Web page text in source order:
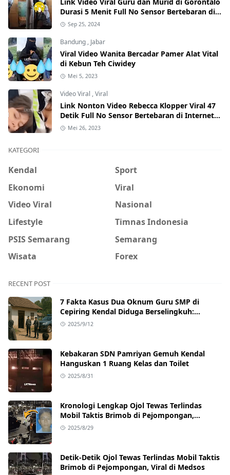
Durasi 5 Menit Full No Sensor Bertebaran di
Internet, Hati-Hati Phising!
Sep 25, 2024
Bandung , Jabar
Viral Video Wanita Bercadar Pamer Alat Vital
di Kebun Teh Ciwidey
Mei 5, 2023
Video Viral ,Viral
Link Nonton Video Rebecca Klopper Viral 47
Detik Full No Sensor Bertebaran di Internet,
Hati-Hati Phising!
Mei 26, 2023
KATEGORI
Kendal
Sport
Ekonomi
Viral
Video Viral
Nasional
Lifestyle
Timnas Indonesia
PSIS Semarang
Semarang
Wisata
Forex
RECENT POST
7 Fakta Kasus Dua Oknum Guru SMP di
Cepiring Kendal Diduga Berselingkuh:
Kronologi, Pengakuan, hingga Sanksi
2025/9/12
Kebakaran SDN Pamriyan Gemuh Kendal
Hanguskan 1 Ruang Kelas dan Toilet
2025/8/31
Kronologi Lengkap Ojol Tewas Terlindas
Mobil Taktis Brimob di Pejompongan,
Ternyata Sedang Antar Orderan
2025/8/29
Detik-Detik Ojol Tewas Terlindas Mobil Taktis
Brimob di Pejompongan, Viral di Medsos